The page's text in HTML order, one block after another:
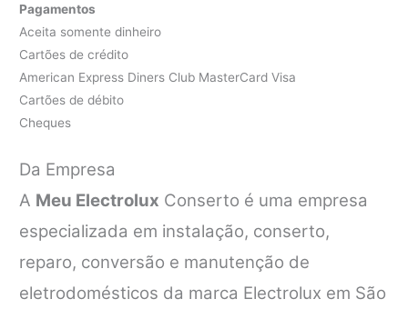
Pagamentos
Aceita somente dinheiro
Cartões de crédito
American Express Diners Club MasterCard Visa
Cartões de débito
Cheques
Da Empresa
A Meu Electrolux Conserto é uma empresa
especializada em instalação, conserto,
reparo, conversão e manutenção de
eletrodomésticos da marca Electrolux em São